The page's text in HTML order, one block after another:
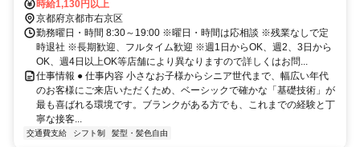
時給1,130円以上
京都府京都市右京区
勤務曜日・時間 8:30～19:00 ※曜日・時間は応相談 ※残業なしで定
時退社 ※長期歓迎、フルタイム歓迎 ※週1日からOK、週2、3日から
OK、週4日以上OK等店舗により異なりますので詳しくはお問...
仕事情報 ● 仕事内容 小さなお子様からシニア世代まで、幅広い年代
のお客様にご来店いただくため、ベーシックで確かな「基礎技術」が
最も喜ばれる環境です。ブランクがある方でも、これまでの経験と丁
寧な接客...
交通費支給 シフト制 髪型・髪色自由